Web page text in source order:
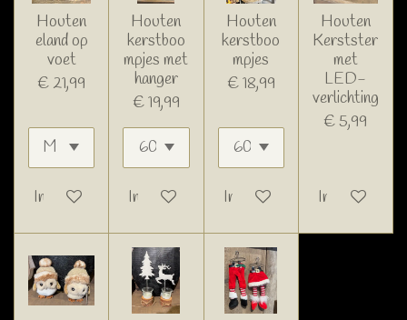
Houten
eland op
voet
€ 21,99
In winkelwagen
Houten
kerstboo
mpjes met
hanger
€ 19,99
In winkelwagen
Houten
kerstboo
mpjes
€ 18,99
In winkelwagen
Houten
Kerstster
met
LED-
verlichting
€ 5,99
In